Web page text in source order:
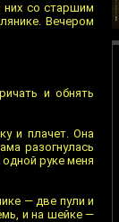
них со старшим
Вечером
и обнять
и плачет. Она
разогнулась
руке меня
— две пули и
и на шейке —